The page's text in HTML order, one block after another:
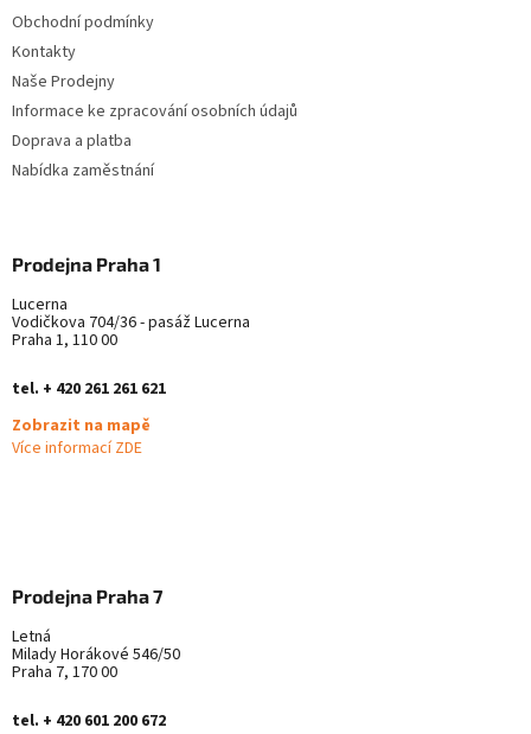
Obchodní podmínky
Kontakty
Naše Prodejny
Informace ke zpracování osobních údajů
Doprava a platba
Nabídka zaměstnání
Prodejna Praha 1
Lucerna
Vodičkova 704/36 - pasáž Lucerna
Praha 1, 110 00
tel. + 420 261 261 621
Zobrazit na mapě
Více informací ZDE
Prodejna Praha 7
Letná
Milady Horákové 546/50
Praha 7, 170 00
tel. + 420 601 200 672